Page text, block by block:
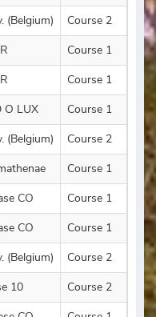
(Belgium)
Course 2
Course 1
Course 1
O LUX
Course 1
(Belgium)
Course 2
Course 1
CO
Course 1
CO
Course 1
(Belgium)
Course 2
10
Course 2